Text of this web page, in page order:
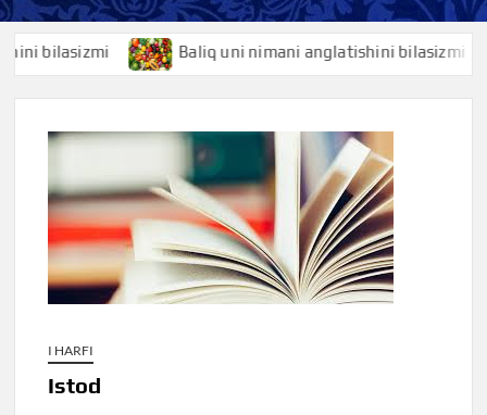
Baliq uni nimani anglatishini bilasizmi
I HARFI
Istod